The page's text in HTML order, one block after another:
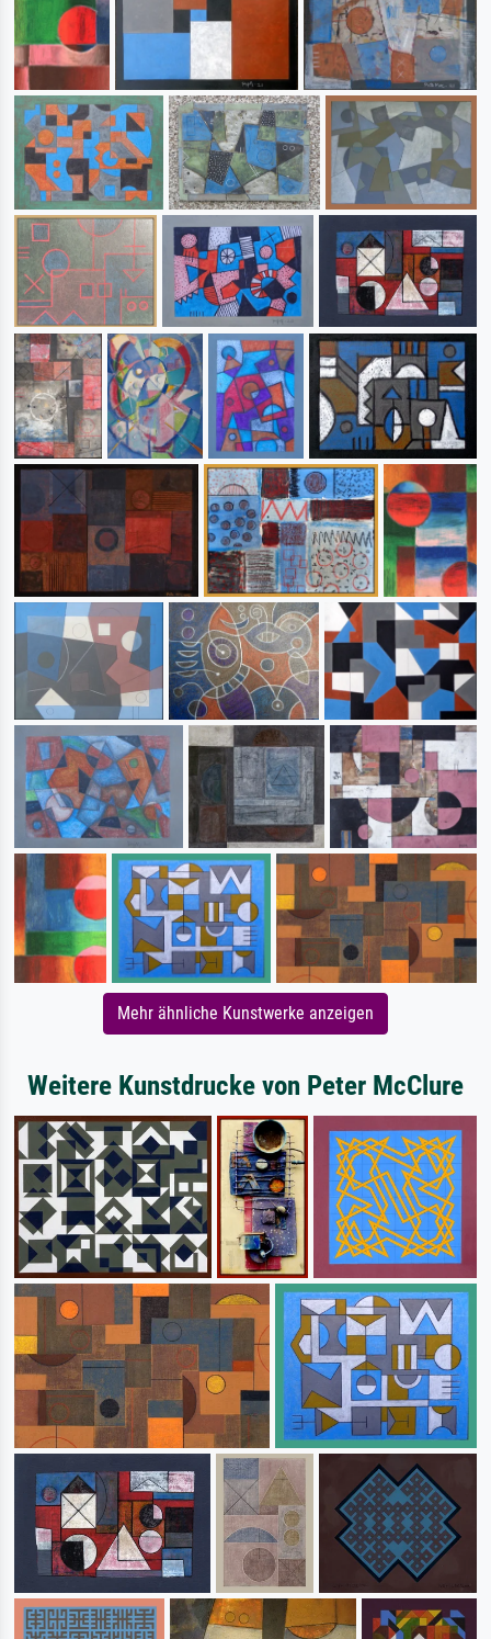
Mehr ähnliche Kunstwerke anzeigen
Weitere Kunstdrucke von Peter McClure